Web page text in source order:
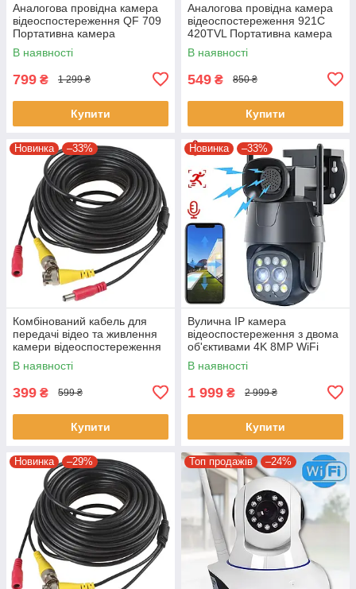
Аналогова провідна камера
відеоспостереження QF 709
Портативна камера
відеоспостереження
В наявності
799 ₴ 1 299 ₴
Купити
Аналогова провідна камера
відеоспостереження 921C
420TVL Портативна камера
відеоспостереження
В наявності
549 ₴ 850 ₴
Купити
Новинка –33%
Комбінований кабель для
передачі відео та живлення
камери відеоспостереження
Green Vision GV-BNC+DC 30
м
В наявності
399 ₴ 599 ₴
Купити
Новинка –33%
Вулична IP камера
відеоспостереження з двома
об'єктивами 4K 8MP WiFi
Камера з віддаленим
доступом
В наявності
1 999 ₴ 2 999 ₴
Купити
Новинка –29% Топ продажів –24%